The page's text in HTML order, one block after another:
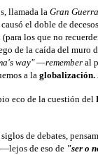
llamada la Gran Guerra
el doble de
los que no
de la caída del
way"—remember al
a la globalización.
eco de la cuestión del
de debates,
de eso de "ser o